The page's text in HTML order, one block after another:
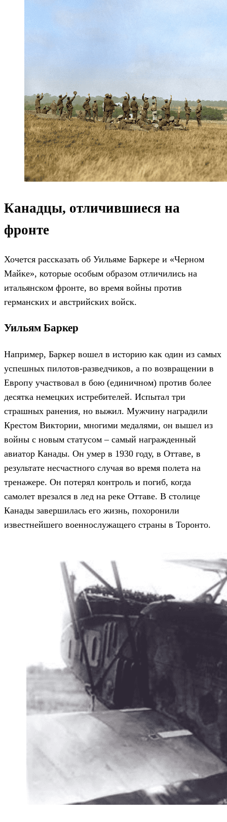
Канадцы, отличившиеся на
фронте
Хочется рассказать об Уильяме Баркере и «Черном
Майке», которые особым образом отличились на
итальянском фронте, во время войны против
германских и австрийских войск.
Уильям Баркер
Например, Баркер вошел в историю как один из самых
успешных пилотов-разведчиков, а по возвращении в
Европу участвовал в бою (единичном) против более
десятка немецких истребителей. Испытал три
страшных ранения, но выжил. Мужчину наградили
Крестом Виктории, многими медалями, он вышел из
войны с новым статусом – самый награжденный
авиатор Канады. Он умер в 1930 году, в Оттаве, в
результате несчастного случая во время полета на
тренажере. Он потерял контроль и погиб, когда
самолет врезался в лед на реке Оттаве. В столице
Канады завершилась его жизнь, похоронили
известнейшего военнослужащего страны в Торонто.